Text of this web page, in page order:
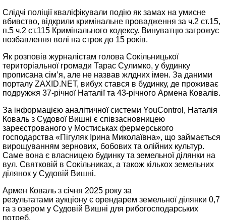
Слідчі поліції кваліфікували подію як замах на умисне
вбивство, відкрили кримінальне провадження за ч.2 ст.15,
п.5 ч.2 ст.115 Кримінального кодексу. Винуватцю загрожує
позбавлення волі на строк до 15 років.
Як розповів журналістам голова Сокільницької
територіальної громади Тарас Сулимко, у будинку
прописана сім’я, але не назвав жлдних імен. За даними
порталу ZAXID.NET, вибух стався в будинку, де проживає
подружжя 37-річної Наталії та 43-річного Армена Ковалів.
За інформацією аналітичної системи YouControl, Наталія
Коваль з Судової Вишні є співзасновницею
зареєстрованого у Мостиськах фермерського
господарства «Пігуляк Ірина Миколаївна», що займається
вирощуванням зернових, бобових та олійних культур.
Саме вона є власницею будинку та земельної ділянки на
вул. Святковій в Сокільниках, а також кількох земельних
ділянок у Судовій Вишні.
Армен Коваль з січня 2025 року за
результатами аукціону є орендарем земельної ділянки 0,7
га з озером у Судовій Вишні для рибогосподарських
потреб.